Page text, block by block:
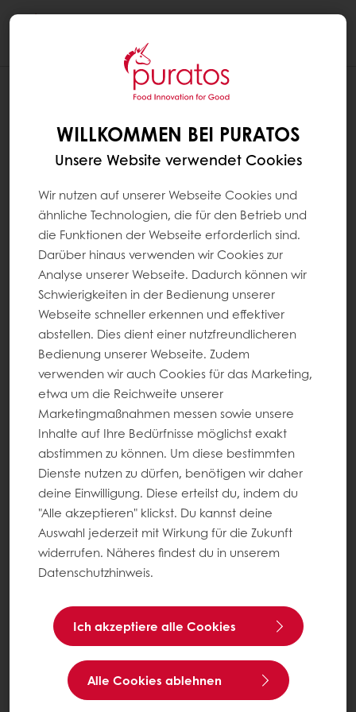
WILLKOMMEN BEI PURATOS
Unsere Website verwendet Cookies
Wir nutzen auf unserer Webseite Cookies und
ähnliche Technologien, die für den Betrieb und
die Funktionen der Webseite erforderlich sind.
Darüber hinaus verwenden wir Cookies zur
Analyse unserer Webseite. Dadurch können wir
Schwierigkeiten in der Bedienung unserer
Webseite schneller erkennen und effektiver
abstellen. Dies dient einer nutzfreundlicheren
Bedienung unserer Webseite. Zudem
verwenden wir auch Cookies für das Marketing,
etwa um die Reichweite unserer
Marketingmaßnahmen messen sowie unsere
Inhalte auf Ihre Bedürfnisse möglichst exakt
abstimmen zu können. Um diese bestimmten
Dienste nutzen zu dürfen, benötigen wir daher
deine Einwilligung. Diese erteilst du, indem du
"Alle akzeptieren" klickst. Du kannst deine
Auswahl jederzeit mit Wirkung für die Zukunft
widerrufen. Näheres findest du in unserem
Datenschutzhinweis.
Ich akzeptiere alle Cookies
Alle Cookies ablehnen